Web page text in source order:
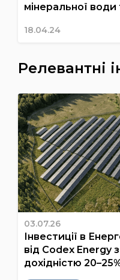
мінеральної води
18.04.24
Релевантні
03.07.26
Інвестиції в
від Codex Energy
дохідністю